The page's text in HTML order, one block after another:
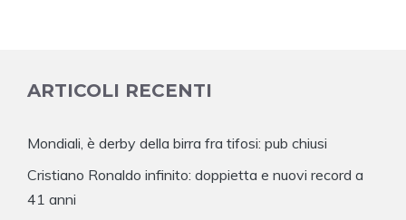
ARTICOLI RECENTI
Mondiali, è derby della birra fra tifosi: pub chiusi
Cristiano Ronaldo infinito: doppietta e nuovi record a
41 anni